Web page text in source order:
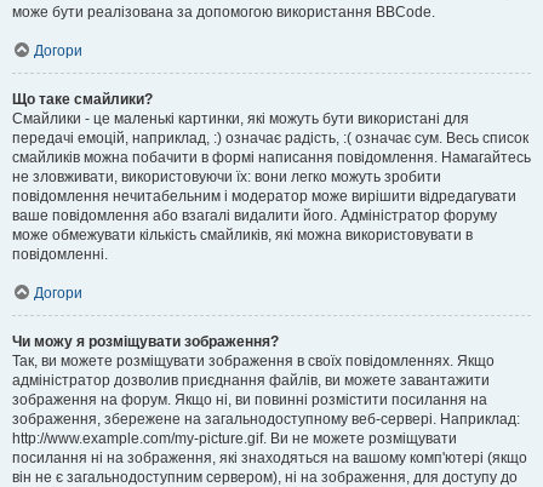
може бути реалізована за допомогою використання BBCode.
Догори
Що таке смайлики?
Смайлики - це маленькі картинки, які можуть бути використані для
передачі емоцій, наприклад, :) означає радість, :( означає сум. Весь список
смайликів можна побачити в формі написання повідомлення. Намагайтесь
не зловживати, використовуючи їх: вони легко можуть зробити
повідомлення нечитабельним і модератор може вирішити відредагувати
ваше повідомлення або взагалі видалити його. Адміністратор форуму
може обмежувати кількість смайликів, які можна використовувати в
повідомленні.
Догори
Чи можу я розміщувати зображення?
Так, ви можете розміщувати зображення в своїх повідомленнях. Якщо
адміністратор дозволив приєднання файлів, ви можете завантажити
зображення на форум. Якщо ні, ви повинні розмістити посилання на
зображення, збережене на загальнодоступному веб-сервері. Наприклад:
http://www.example.com/my-picture.gif. Ви не можете розміщувати
посилання ні на зображення, які знаходяться на вашому комп'ютері (якщо
він не є загальнодоступним сервером), ні на зображення, для доступу до